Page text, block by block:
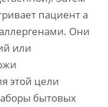
пациент а
Они
или
этой цели
бытовых